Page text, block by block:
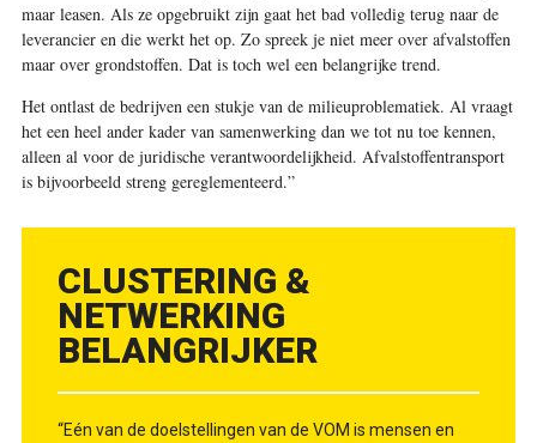
maar leasen. Als ze opgebruikt zijn gaat het bad volledig terug naar de
leverancier en die werkt het op. Zo spreek je niet meer over afvalstoffen
maar over grondstoffen. Dat is toch wel een belangrijke trend.
Het ontlast de bedrijven een stukje van de milieuproblematiek. Al vraagt
het een heel ander kader van samenwerking dan we tot nu toe kennen,
alleen al voor de juridische verantwoordelijkheid. Afvalstoffentransport
is bijvoorbeeld streng gereglementeerd.”
CLUSTERING &
NETWERKING
BELANGRIJKER
“Eén van de doelstellingen van de VOM is mensen en